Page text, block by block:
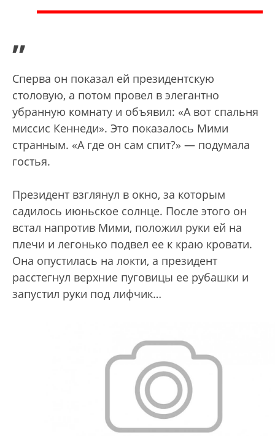
”
Сперва он показал ей президентскую
столовую, а потом провел в элегантно
убранную комнату и объявил: «А вот спальня
миссис Кеннеди». Это показалось Мими
странным. «А где он сам спит?» — подумала
гостья.
Президент взглянул в окно, за которым
садилось июньское солнце. После этого он
встал напротив Мими, положил руки ей на
плечи и легонько подвел ее к краю кровати.
Она опустилась на локти, а президент
расстегнул верхние пуговицы ее рубашки и
запустил руки под лифчик…